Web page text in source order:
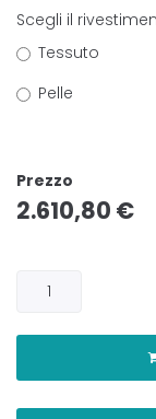
Scegli il
Tessuto
Pelle
Prezzo
2.610,80 €